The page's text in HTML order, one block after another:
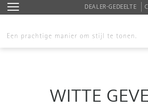
DEALER-GEDEELTE
WITTE